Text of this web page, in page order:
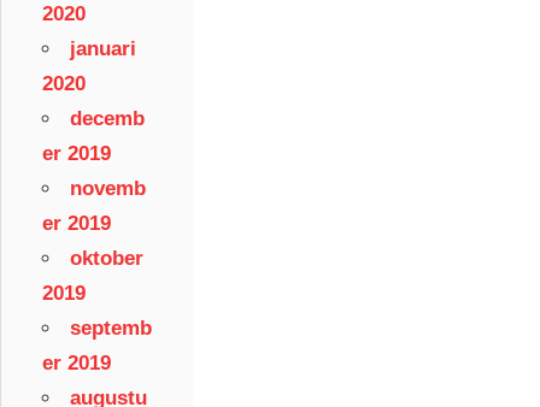
2020
januari
2020
decemb
er 2019
novemb
er 2019
oktober
2019
septemb
er 2019
augustu